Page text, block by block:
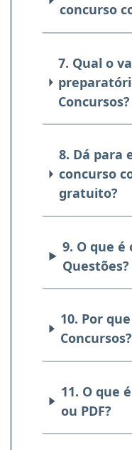
concurso
7. Qual o
Concursos?
8. Dá para
concurso
gratuito?
9. O que é
Questões?
10. Por
Concursos?
11. O que
ou PDF?